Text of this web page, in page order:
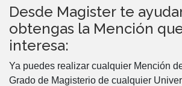
Desde Magister te
obtengas la Mención
interesa:
Ya puedes realizar cualquier Mención
Grado de Magisterio de cualquier